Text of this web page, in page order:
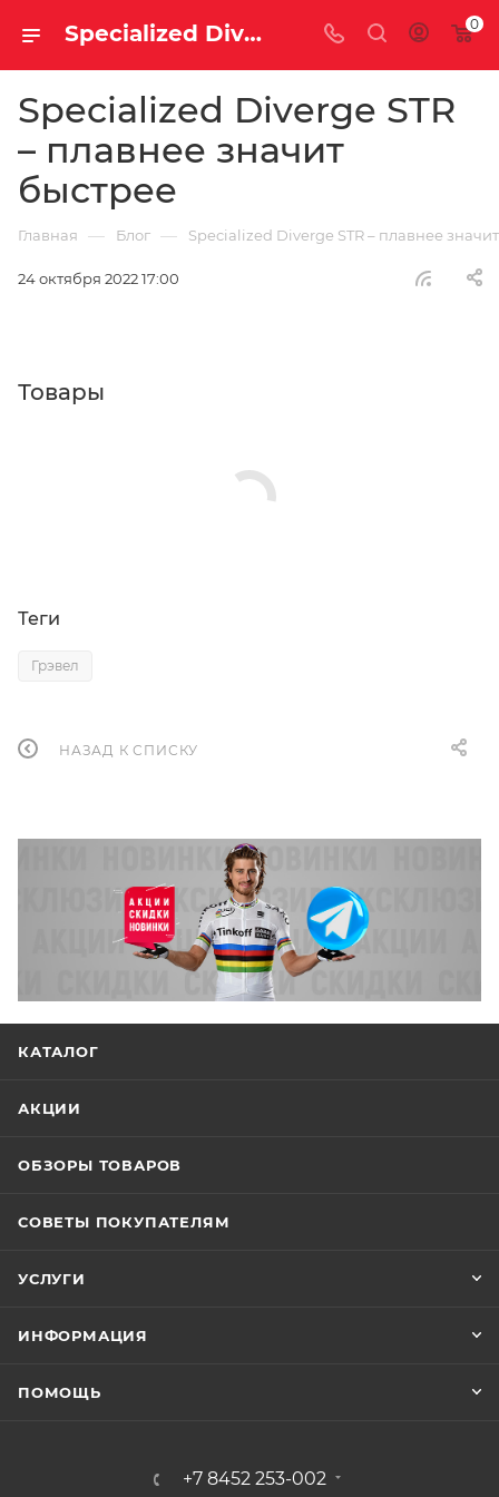
Specialized Diverge STR – плавнее значит быстрее | Блог 0
Specialized Diverge STR
– плавнее значит
быстрее
Главная — Блог — Specialized Diverge STR – плавнее
24 октября 2022 17:00
Товары
Теги
Грэвел
НАЗАД К СПИСКУ
КАТАЛОГ
АКЦИИ
ОБЗОРЫ ТОВАРОВ
СОВЕТЫ ПОКУПАТЕЛЯМ
УСЛУГИ
ИНФОРМАЦИЯ
ПОМОЩЬ
+7 8452 253-002